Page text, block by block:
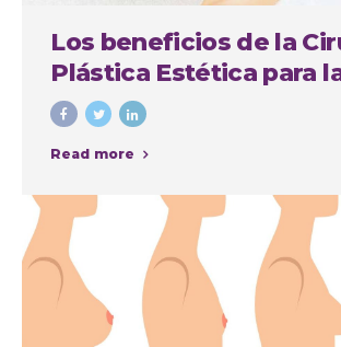
Los beneficios de la
Plástica Estética para
física y mental
Read more